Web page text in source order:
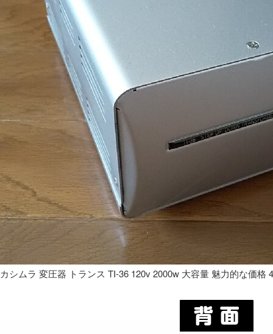
カシムラ 変圧器 トランス TI-36 120v 2000w 大容量 魅力的な価格